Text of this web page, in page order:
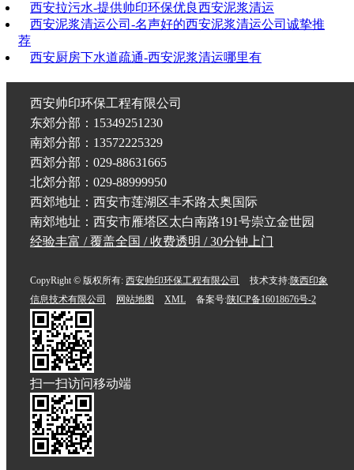
西安拉污水-提供帅印环保优良西安泥浆清运
西安泥浆清运公司-名声好的西安泥浆清运公司诚挚推
荐
西安厨房下水道疏通-西安泥浆清运哪里有
西安帅印环保工程有限公司
东郊分部：15349251230
南郊分部：13572225329
西郊分部：029-88631665
北郊分部：029-88999950
西郊地址：西安市莲湖区丰禾路太奥国际
南郊地址：西安市雁塔区太白南路191号崇立金世园
经验丰富 / 覆盖全国 / 收费透明 / 30分钟上门
CopyRight © 版权所有: 西安帅印环保工程有限公司 技术支持:陕西印象
信息技术有限公司
网站地图 XML 备案号:陕ICP备16018676号-2
扫一扫访问移动端